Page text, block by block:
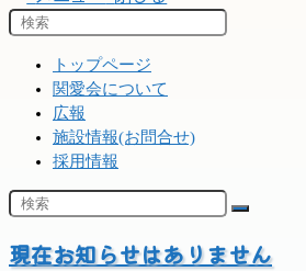
トップページ
関愛会について
広報
施設情報(お問合せ)
採用情報
現在お知らせはありません